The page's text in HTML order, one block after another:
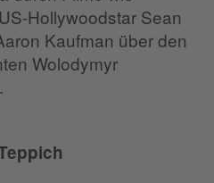
Hollywoodstar Sean
Kaufman über den
Wolodymyr